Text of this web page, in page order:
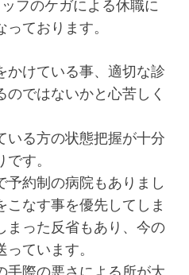
フのケガによる休職に
ております。
かけている事、適切な診
ではないかと心苦しく
いる方の状態把握が十分
す。
予約制の病院もありまし
こなす事を優先してしま
まった反省もあり、今の
ています。
手際の悪さによる所が大